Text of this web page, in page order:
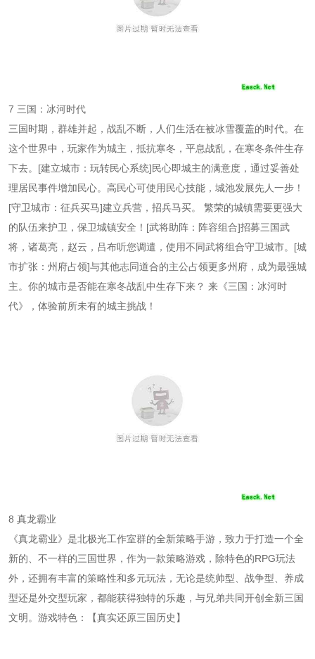
7 三国：冰河时代
三国时期，群雄并起，战乱不断，人们生活在被冰雪覆盖的时代。在
这个世界中，玩家作为城主，抵抗寒冬，平息战乱，在寒冬条件生存
下去。[建立城市：玩转民心系统]民心即城主的满意度，通过妥善处
理居民事件增加民心。高民心可使用民心技能，城池发展先人一步！
[守卫城市：征兵买马]建立兵营，招兵马买。 繁荣的城镇需要更强大
的队伍来护卫，保卫城镇安全！[武将助阵：阵容组合]招募三国武
将，诸葛亮，赵云，吕布听您调遣，使用不同武将组合守卫城市。[城
市扩张：州府占领]与其他志同道合的主公占领更多州府，成为最强城
主。你的城市是否能在寒冬战乱中生存下来？ 来《三国：冰河时
代》，体验前所未有的城主挑战！
8 真龙霸业
《真龙霸业》是北极光工作室群的全新策略手游，致力于打造一个全
新的、不一样的三国世界，作为一款策略游戏，除特色的RPG玩法
外，还拥有丰富的策略性和多元玩法，无论是统帅型、战争型、养成
型还是外交型玩家，都能获得独特的乐趣，与兄弟共同开创全新三国
文明。游戏特色：【真实还原三国历史】